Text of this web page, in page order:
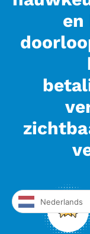
en
Nederlands